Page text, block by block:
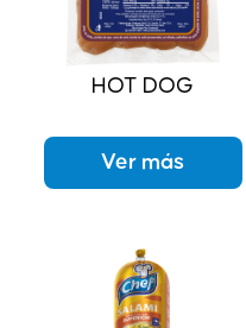
HOT DOG
Ver más